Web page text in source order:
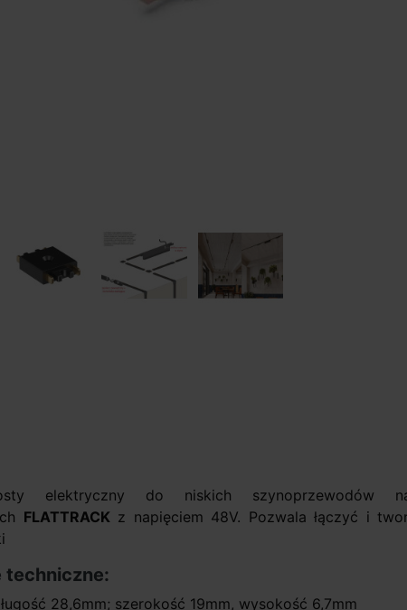
elektryczny do niskich szynoprzewodów
FLATTRACKz napięciem 48V. Pozwala łączyć i
techniczne:
28,6mm; szerokość 19mm, wysokość 6,7mm